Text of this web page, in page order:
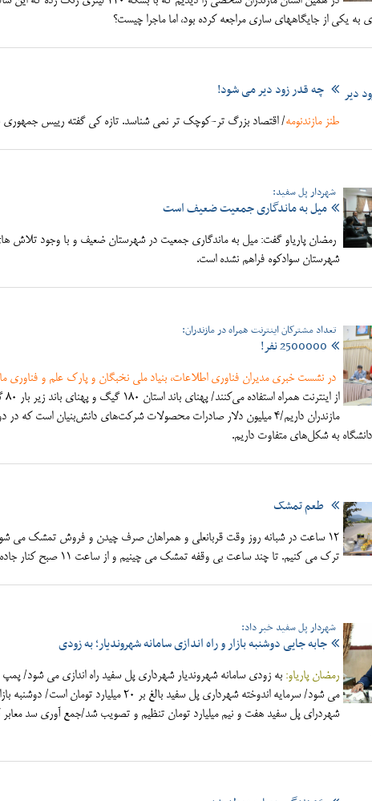
چه قدر زود دیر می شود!
طنز مازندنومه/ اقتصاد بزرگ تر-کوچک تر نمی شناسد. تازه کی گفته رییس جمهوری
شهردار پل سفید:
میل به ماندگاری جمعیت ضعیف است
رمضان پاریاو گفت: میل به ماندگاری جمعیت در شهرستان ضعیف و با وجود تلاش
شهرستان سوادکوه فراهم نشده است.
تعداد مشترکان اینترنت همراه در مازندران:
2500000 نفر!
در نشست خبری مدیران فناوری اطلاعات، بنیاد ملی نخبگان و پارک علم و فناوری
مازندران داریم/۴ میلیون دلار صادرات محصولات شرکت‌های دانش‌بنیان است
طعم تمشک
12 ساعت در شبانه روز وقت قربانعلی و همراهان صرف چیدن و فروش تمشک می
ترک می کنیم. تا چند ساعت بی وقفه تمشک می چینیم و از ساعت 11 صبح کنار جاده منتظر مشتری می مانیم.»
شهردار پل سفید خبر داد:
جابه جایی دوشنبه بازار و راه اندازی سامانه شهروندیار؛ به زودی
رمضان پاریاو: به زودی سامانه شهروندیار شهرداری پل سفید راه اندازی می شود/ پمپ
می شود/ سرمایه اندوخته شهرداری پل سفید بالغ
شهردرای پل سفید هفت و نیم میلیارد تومان تنظیم و تصویب شد/جمع آوری سد